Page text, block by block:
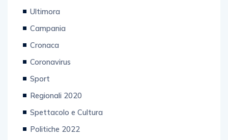
Ultimora
Campania
Cronaca
Coronavirus
Sport
Regionali 2020
Spettacolo e Cultura
Politiche 2022